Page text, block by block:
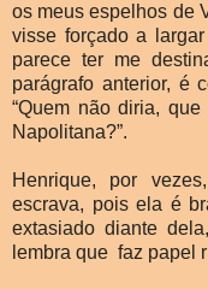
os meus espelhos de
visse forçado a
parece ter me
parágrafo anterior, é
“Quem não diria,
Napolitana?”.
Henrique, por
escrava, pois ela é
extasiado diante
lembra que faz papel